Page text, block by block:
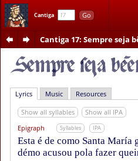
Cantiga Go
Cantiga 17: Sempre seja
Lyrics Music Resources
Show all syllables
Show all IPA
Epigraph
Syllables IPA
Esta é de como Santa María
démo acusou pola fazer